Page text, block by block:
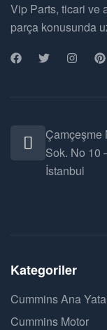
Vip Parts, ticari ve
parça konusunda
Çamçeşme
Sok. No 10
İstanbul
Kategoriler
Cummins Ana
Cummins Motor